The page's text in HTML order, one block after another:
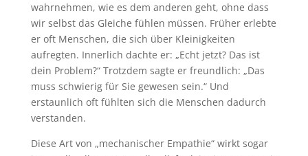
wahrnehmen, wie es dem anderen geht, ohne dass
wir selbst das Gleiche fühlen müssen. Früher erlebte
er oft Menschen, die sich über Kleinigkeiten
aufregten. Innerlich dachte er: „Echt jetzt? Das ist
dein Problem?“ Trotzdem sagte er freundlich: „Das
muss schwierig für Sie gewesen sein.“ Und
erstaunlich oft fühlten sich die Menschen dadurch
verstanden.
Diese Art von „mechanischer Empathie“ wirkt sogar